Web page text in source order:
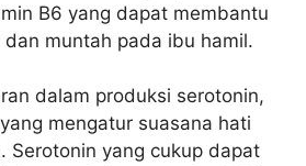
B6 yang dapat membantu
dan muntah pada ibu hamil.
dalam produksi serotonin,
mengatur suasana hati
Serotonin yang cukup dapat